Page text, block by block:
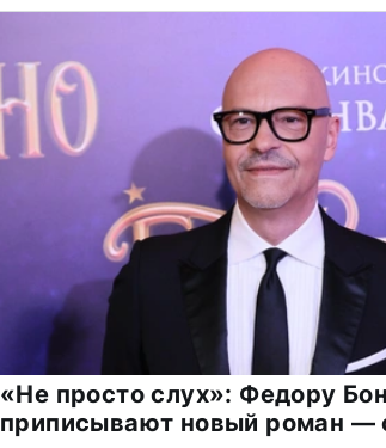
«Не просто слух»: Федору
приписывают новый роман —